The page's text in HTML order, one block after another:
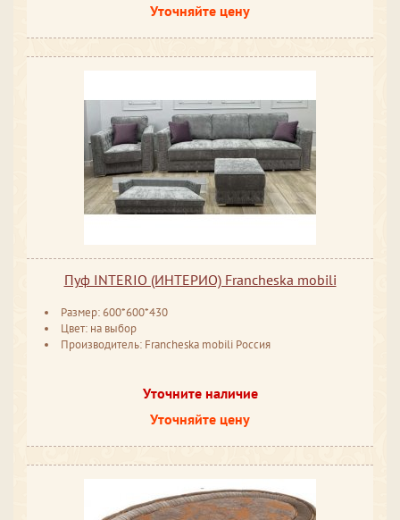
Уточняйте цену
Пуф INTERIO (ИНТЕРИО) Francheska mobili
Размер: 600*600*430
Цвет: на выбор
Производитель: Francheska mobili Россия
Уточните наличие
Уточняйте цену